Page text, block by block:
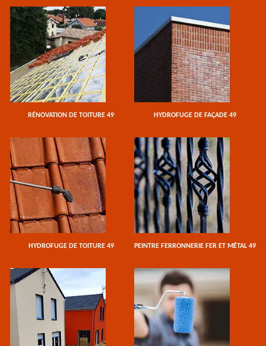
RÉNOVATION DE TOITURE 49 HYDROFUGE DE FAÇADE 49
HYDROFUGE DE TOITURE 49 PEINTRE FERRONNERIE FER ET MÉTAL 49